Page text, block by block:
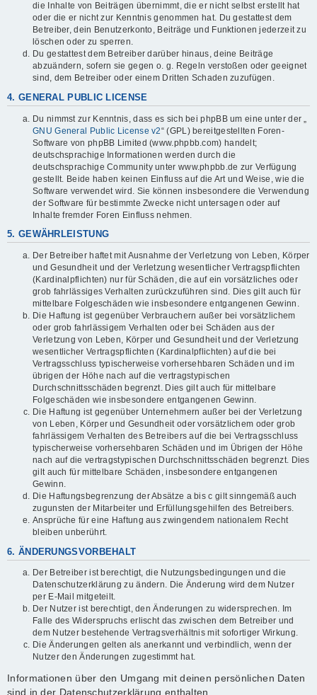
die Inhalte von Beiträgen übernimmt, die er nicht selbst erstellt hat
oder die er nicht zur Kenntnis genommen hat. Du gestattest dem
Betreiber, dein Benutzerkonto, Beiträge und Funktionen jederzeit zu
löschen oder zu sperren.
Du gestattest dem Betreiber darüber hinaus, deine Beiträge
abzuändern, sofern sie gegen o. g. Regeln verstoßen oder geeignet
sind, dem Betreiber oder einem Dritten Schaden zuzufügen.
4. GENERAL PUBLIC LICENSE
Du nimmst zur Kenntnis, dass es sich bei phpBB um eine unter der „
GNU General Public License v2“ (GPL) bereitgestellten Foren-
Software von phpBB Limited (www.phpbb.com) handelt;
deutschsprachige Informationen werden durch die
deutschsprachige Community unter www.phpbb.de zur Verfügung
gestellt. Beide haben keinen Einfluss auf die Art und Weise, wie die
Software verwendet wird. Sie können insbesondere die Verwendung
der Software für bestimmte Zwecke nicht untersagen oder auf
Inhalte fremder Foren Einfluss nehmen.
5. GEWÄHRLEISTUNG
Der Betreiber haftet mit Ausnahme der Verletzung von Leben, Körper
und Gesundheit und der Verletzung wesentlicher Vertragspflichten
(Kardinalpflichten) nur für Schäden, die auf ein vorsätzliches oder
grob fahrlässiges Verhalten zurückzuführen sind. Dies gilt auch für
mittelbare Folgeschäden wie insbesondere entgangenen Gewinn.
Die Haftung ist gegenüber Verbrauchern außer bei vorsätzlichem
oder grob fahrlässigem Verhalten oder bei Schäden aus der
Verletzung von Leben, Körper und Gesundheit und der Verletzung
wesentlicher Vertragspflichten (Kardinalpflichten) auf die bei
Vertragsschluss typischerweise vorhersehbaren Schäden und im
übrigen der Höhe nach auf die vertragstypischen
Durchschnittsschäden begrenzt. Dies gilt auch für mittelbare
Folgeschäden wie insbesondere entgangenen Gewinn.
Die Haftung ist gegenüber Unternehmern außer bei der Verletzung
von Leben, Körper und Gesundheit oder vorsätzlichem oder grob
fahrlässigem Verhalten des Betreibers auf die bei Vertragsschluss
typischerweise vorhersehbaren Schäden und im Übrigen der Höhe
nach auf die vertragstypischen Durchschnittsschäden begrenzt. Dies
gilt auch für mittelbare Schäden, insbesondere entgangenen
Gewinn.
Die Haftungsbegrenzung der Absätze a bis c gilt sinngemäß auch
zugunsten der Mitarbeiter und Erfüllungsgehilfen des Betreibers.
Ansprüche für eine Haftung aus zwingendem nationalem Recht
bleiben unberührt.
6. ÄNDERUNGSVORBEHALT
Der Betreiber ist berechtigt, die Nutzungsbedingungen und die
Datenschutzerklärung zu ändern. Die Änderung wird dem Nutzer
per E-Mail mitgeteilt.
Der Nutzer ist berechtigt, den Änderungen zu widersprechen. Im
Falle des Widerspruchs erlischt das zwischen dem Betreiber und
dem Nutzer bestehende Vertragsverhältnis mit sofortiger Wirkung.
Die Änderungen gelten als anerkannt und verbindlich, wenn der
Nutzer den Änderungen zugestimmt hat.
Informationen über den Umgang mit deinen persönlichen Daten
sind in der Datenschutzerklärung enthalten.